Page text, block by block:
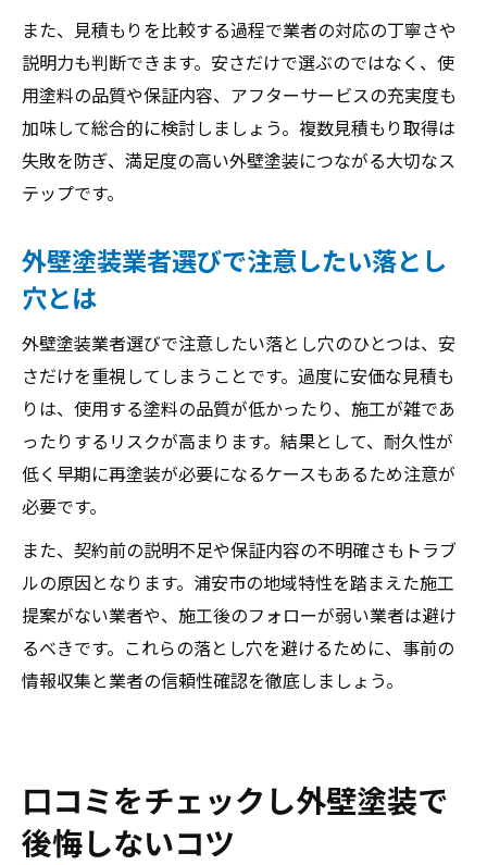
また、見積もりを比較する過程で業者の対応の丁寧さや
説明力も判断できます。安さだけで選ぶのではなく、使
用塗料の品質や保証内容、アフターサービスの充実度も
加味して総合的に検討しましょう。複数見積もり取得は
失敗を防ぎ、満足度の高い外壁塗装につながる大切なス
テップです。
外壁塗装業者選びで注意したい落とし
穴とは
外壁塗装業者選びで注意したい落とし穴のひとつは、安
さだけを重視してしまうことです。過度に安価な見積も
りは、使用する塗料の品質が低かったり、施工が雑であ
ったりするリスクが高まります。結果として、耐久性が
低く早期に再塗装が必要になるケースもあるため注意が
必要です。
また、契約前の説明不足や保証内容の不明確さもトラブ
ルの原因となります。浦安市の地域特性を踏まえた施工
提案がない業者や、施工後のフォローが弱い業者は避け
るべきです。これらの落とし穴を避けるために、事前の
情報収集と業者の信頼性確認を徹底しましょう。
口コミをチェックし外壁塗装で
後悔しないコツ